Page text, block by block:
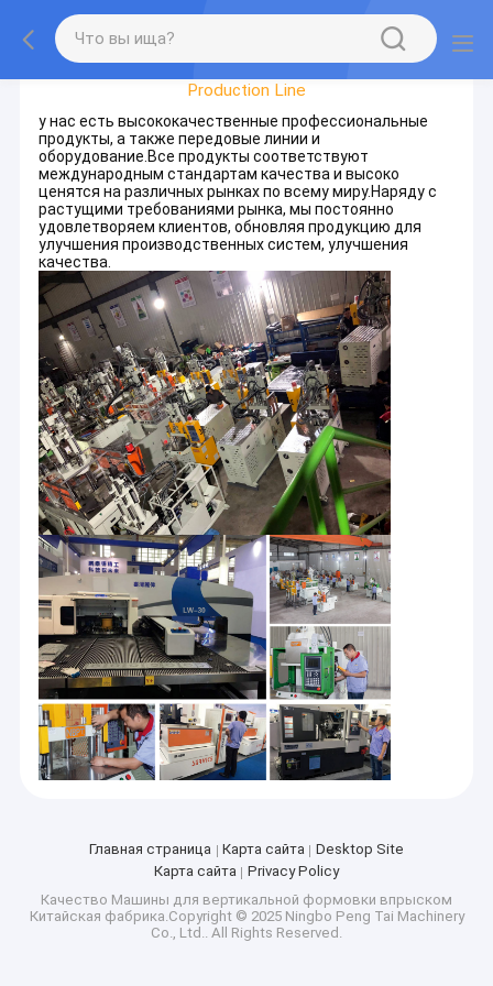
Production Line
у нас есть высококачественные профессиональные
продукты, а также передовые линии и
оборудование.Все продукты соответствуют
международным стандартам качества и высоко
ценятся на различных рынках по всему миру.Наряду с
растущими требованиями рынка, мы постоянно
удовлетворяем клиентов, обновляя продукцию для
улучшения производственных систем, улучшения
качества.
Главная страница Карта сайта
Desktop Site
Карта сайта
Privacy Policy
Качество Машины для вертикальной формовки впрыском
Китайская фабрика.Copyright © 2025 Ningbo Peng Tai Machinery
Co., Ltd.. All Rights Reserved.